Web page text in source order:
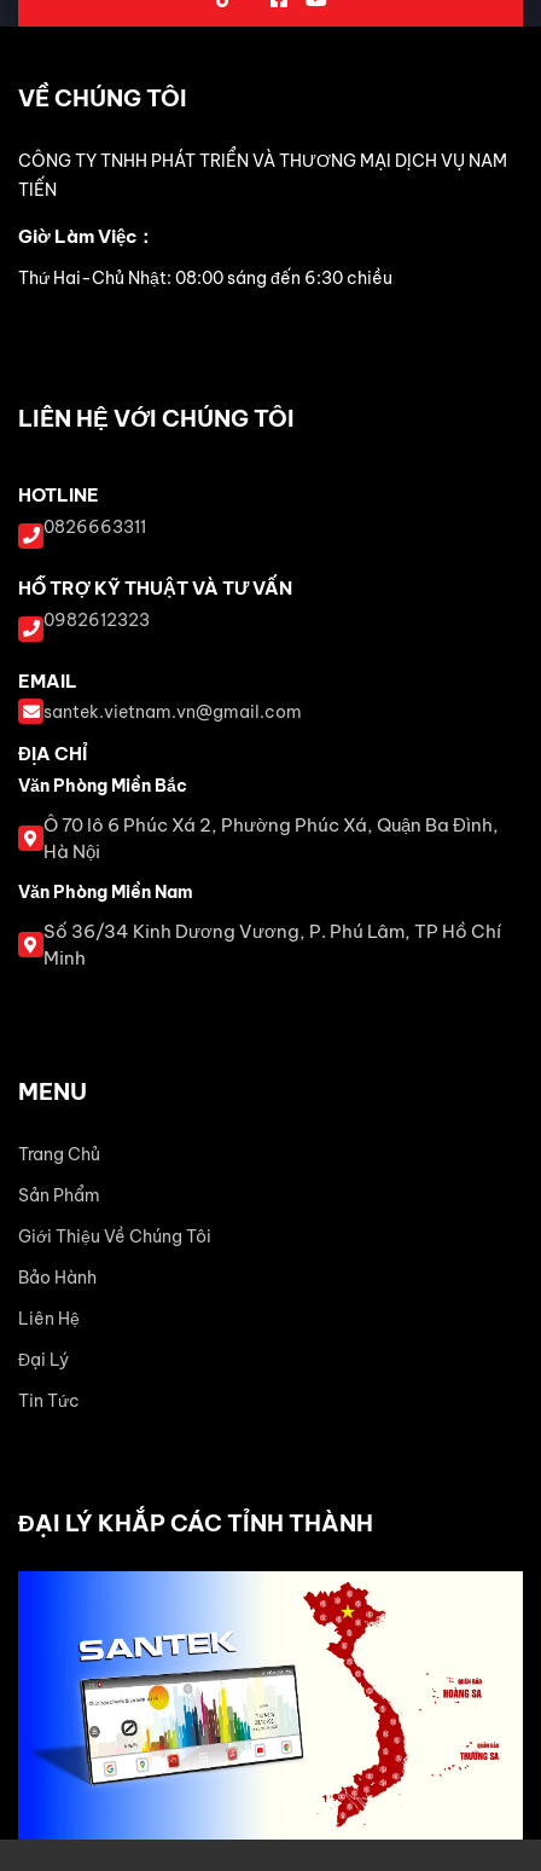
VỀ CHÚNG TÔI
CÔNG TY TNHH PHÁT TRIỂN VÀ THƯƠNG MẠI DỊCH VỤ NAM
TIẾN
Giờ Làm Việc：
Thứ Hai-Chủ Nhật: 08:00 sáng đến 6:30 chiều
LIÊN HỆ VỚI CHÚNG TÔI
HOTLINE
0826663311
HỖ TRỢ KỸ THUẬT VÀ TƯ VẤN
0982612323
EMAIL
santek.vietnam.vn@gmail.com
ĐỊA CHỈ
Văn Phòng Miền Bắc
Ô 70 lô 6 Phúc Xá 2, Phường Phúc Xá, Quận Ba Đình,
Hà Nội
Văn Phòng Miền Nam
Số 36/34 Kinh Dương Vương, P. Phú Lâm, TP Hồ Chí
Minh
MENU
Trang Chủ
Sản Phẩm
Giới Thiệu Về Chúng Tôi
Bảo Hành
Liên Hệ
Đại Lý
Tin Tức
ĐẠI LÝ KHẮP CÁC TỈNH THÀNH